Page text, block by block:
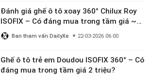
Đánh giá ghế ô tô xoay 360° Chilux Roy
ISOFIX – Có đáng mua trong tầm giá ~3
triệu
Ban tham vấn DailyXe 22-03-2026 06:00
Ghế ô tô trẻ em Doudou ISOFIX 360° – Có
đáng mua trong tầm giá 2 triệu?